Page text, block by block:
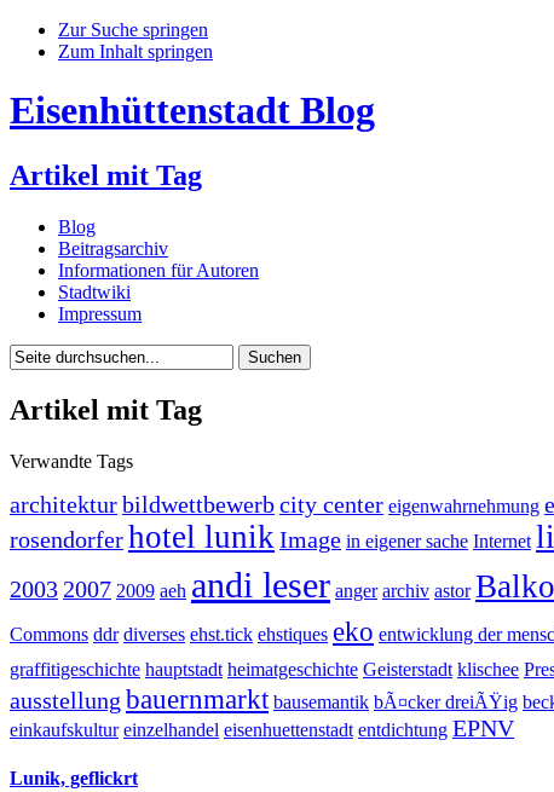
Zur Suche springen
Zum Inhalt springen
Eisenhüttenstadt Blog
Artikel mit Tag
Blog
Beitragsarchiv
Informationen für Autoren
Stadtwiki
Impressum
Artikel mit Tag
Verwandte Tags
architekturbildwettbewerbcity center eigenwahrnehmung
rosendorferhotel lunik Image in eigener sache Internet
2003 2007 2009 aeh andi leser anger archiv astor
Commons ddr diverses ehst.tick ehstiques eko entwicklung der
graffitigeschichte hauptstadt heimatgeschichte Geisterstadt klischee
ausstellung bauernmarkt bausemantik bÃ¤cker dreiÃŸig
einkaufskultur einzelhandel eisenhuettenstadt entdichtung EPNV
Lunik, geflickrt